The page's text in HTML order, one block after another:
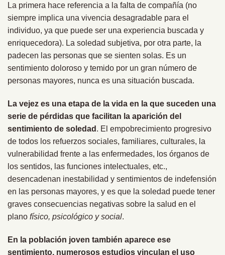
La primera hace referencia a la falta de compañía (no
siempre implica una vivencia desagradable para el
individuo, ya que puede ser una experiencia buscada y
enriquecedora). La soledad subjetiva, por otra parte, la
padecen las personas que se sienten solas. Es un
sentimiento doloroso y temido por un gran número de
personas mayores, nunca es una situación buscada.
La vejez es una etapa de la vida en la que suceden una
serie de pérdidas que facilitan la aparición del
sentimiento de soledad . El empobrecimiento progresivo
de todos los refuerzos sociales, familiares, culturales, la
vulnerabilidad frente a las enfermedades, los órganos de
los sentidos, las funciones intelectuales, etc.,
desencadenan inestabilidad y sentimientos de indefensión
en las personas mayores, y es que la soledad puede tener
graves consecuencias negativas sobre la salud en el
plano físico, psicológico y social.
En la población joven también aparece ese
sentimiento, numerosos estudios vinculan el uso